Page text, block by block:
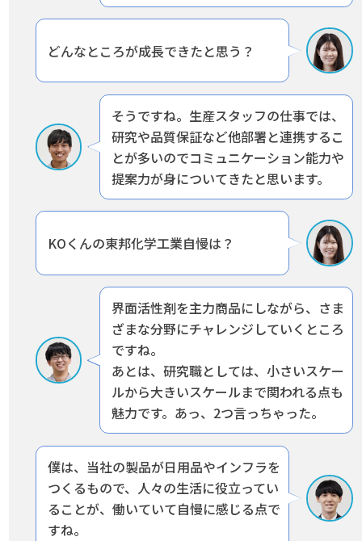
どんなところが成長できたと思う？
そうですね。生産スタッフの仕事では、
研究や品質保証など他部署と連携するこ
とが多いのでコミュニケーション能力や
提案力が身についてきたと思います。
KOくんの東邦化学工業自慢は？
界面活性剤を主力商品にしながら、さま
ざまな分野にチャレンジしていくところ
ですね。
あとは、研究職としては、小さいスケー
ルから大きいスケールまで関われる点も
魅力です。あっ、2つ言っちゃった。
僕は、当社の製品が日用品やインフラを
つくるもので、 人々の生活に役立ってい
ることが、働いていて自慢に感じる点で
すね。